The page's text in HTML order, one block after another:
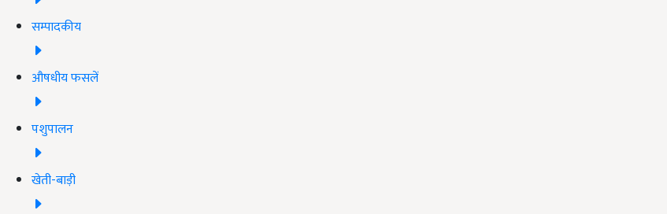
सम्पादकीय
औषधीय फसलें
पशुपालन
खेती-बाड़ी